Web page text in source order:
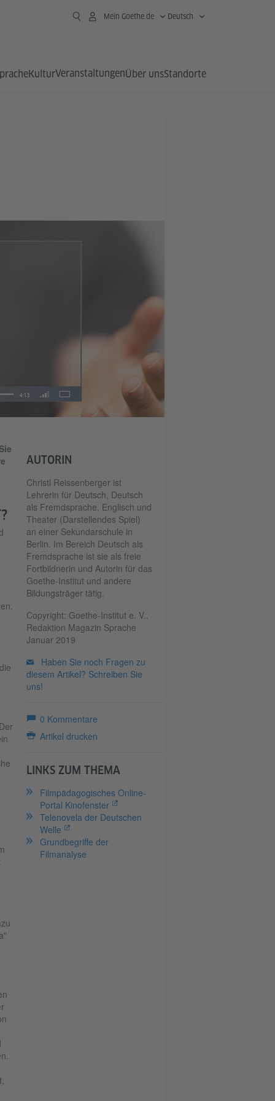
Mein Goethe.de Deutsch
KulturVeranstaltungenÜber unsStandorte
AUTORIN
Christl Reissenberger ist
Lehrerin für Deutsch, Deutsch
als Fremdsprache, Englisch und
Theater (Darstellendes Spiel)
an einer Sekundarschule in
Berlin. Im Bereich Deutsch als
Fremdsprache ist sie als freie
Fortbildnerin und Autorin für das
Goethe-Institut und andere
Bildungsträger tätig.
Copyright: Goethe-Institut e. V.,
Redaktion Magazin Sprache
Januar 2019
Haben Sie noch Fragen zu
diesem Artikel? Schreiben Sie
uns!
0 Kommentare
Artikel drucken
LINKS ZUM THEMA
Filmpädagogisches Online-
Portal Kinofenster
Telenovela der Deutschen
Welle
Grundbegriffe der
Filmanalyse